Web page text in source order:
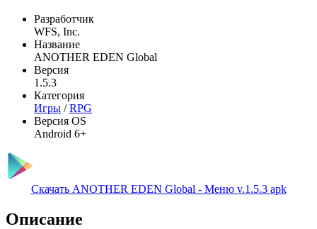
Разработчик
WFS, Inc.
Название
ANOTHER EDEN Global
Версия
1.5.3
Категория
Игры /RPG
Версия OS
Android 6+
Скачать ANOTHER EDEN Global - Меню v.1.5.3 apk
Описание